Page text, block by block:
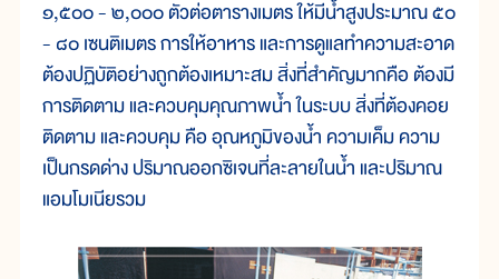
๑,๕๐๐ - ๒,๐๐๐ ตัวต่อตารางเมตร ให้มีน้ำสูงประมาณ ๕๐
- ๘๐ เซนติเมตร การให้อาหาร และการดูแลทำความสะอาด
ต้องปฏิบัติอย่างถูกต้องเหมาะสม สิ่งที่สำคัญมากคือ ต้องมี
การติดตาม และควบคุมคุณภาพน้ำ ในระบบ สิ่งที่ต้องคอย
ติดตาม และควบคุม คือ อุณหภูมิของน้ำ ความเค็ม ความ
เป็นกรดด่าง ปริมาณออกซิเจนที่ละลายในน้ำ และปริมาณ
แอมโมเนียรวม